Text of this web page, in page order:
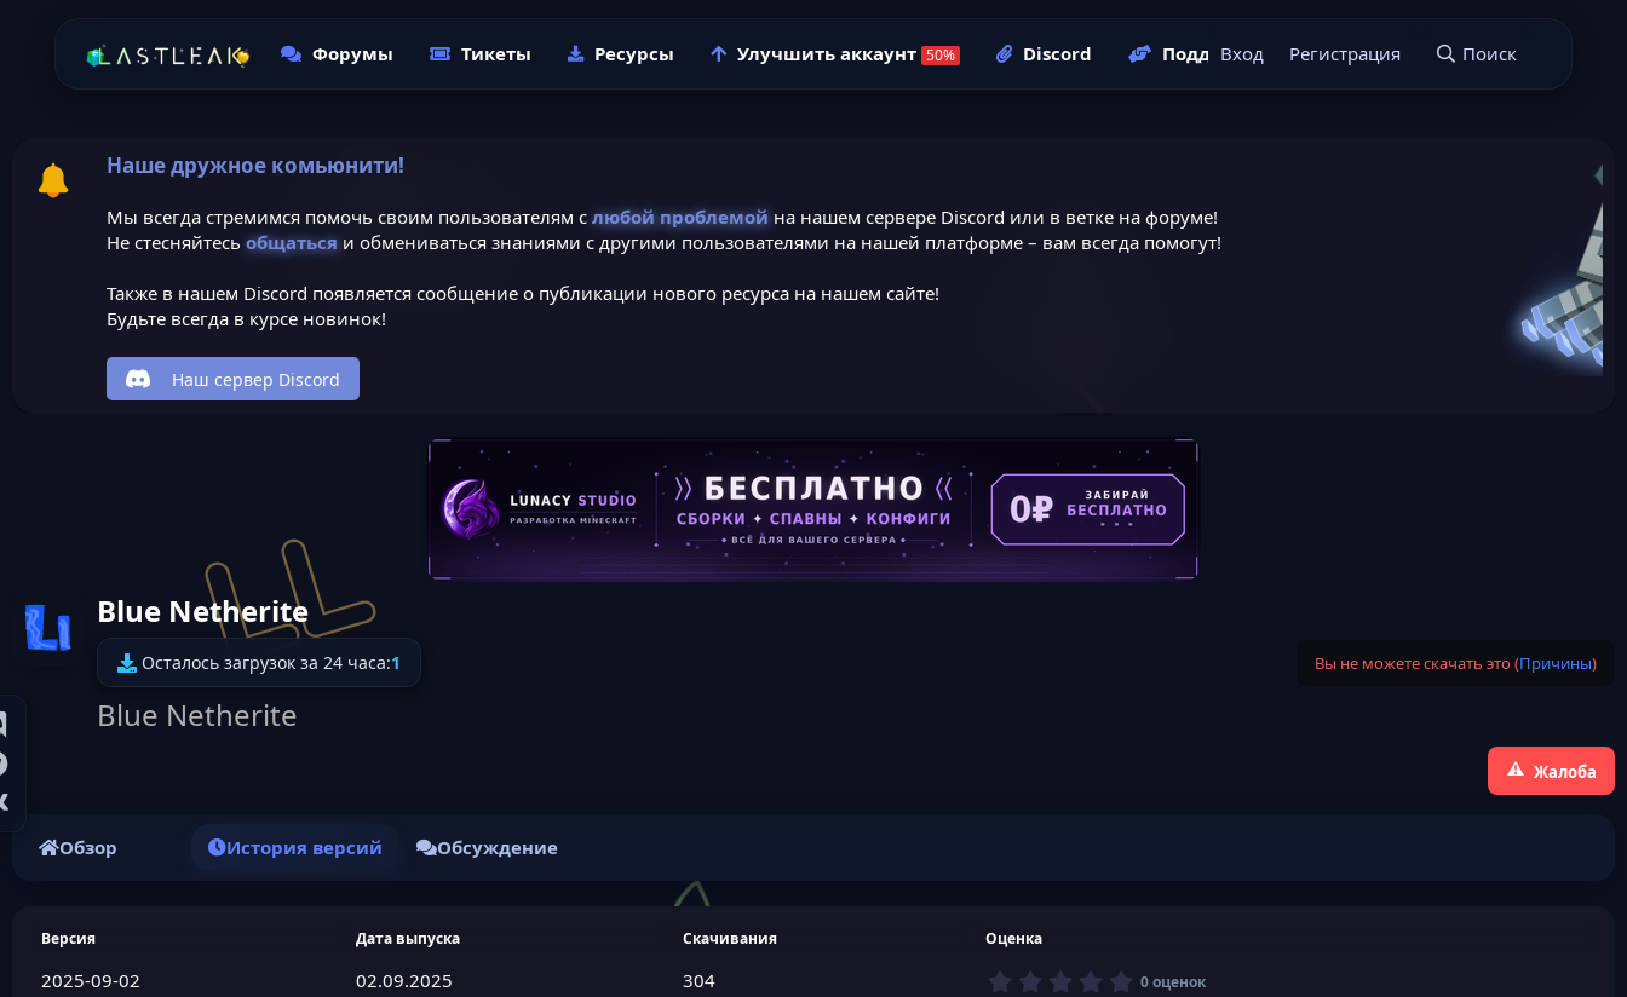
Форумы Тикеты Ресурсы Улучшить аккаунт Discord Поддержать нас Подать заявку
Вход Регистрация Поиск
Наше дружное комьюнити!
Мы всегда стремимся помочь своим пользователям с любой проблемойна нашем сервере Discord или в ветке на форуме!
Не стесняйтесь общатьсяи обмениваться знаниями с другими пользователями на нашей платформе – вам всегда помогут!
Также в нашем Discord появляется сообщение о публикации нового ресурса на нашем сайте!
Будьте всегда в курсе новинок!
Наш сервер Discord
Иконка ресурса
Blue Netherite
Осталось загрузок за 24 часа:1
Blue Netherite
Вы не можете скачать это (Причины)
Жалоба
Обзор История версий Обсуждение
Версия Дата выпуска Скачивания Оценка
2025-09-02 02.09.2025 304 0
0 оценок